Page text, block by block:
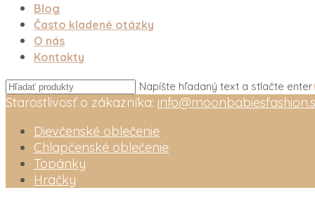
Blog
Často kladené otázky
O nás
Kontakty
Napíšte hľadaný text a stlačte enter
Starostlivosť o zákazníka:
Dievčenské oblečenie
Chlapčenské oblečenie
Topánky
Hračky